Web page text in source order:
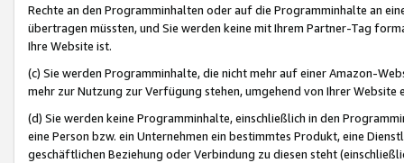
Rechte an den Programminhalten oder auf die Programminhalte an
übertragen müssten, und Sie werden keine mit Ihrem Partner-Tag
Ihre Website ist.
(c) Sie werden Programminhalte, die nicht mehr auf einer Amazon-
mehr zur Nutzung zur Verfügung stehen, umgehend von Ihrer
(d) Sie werden keine Programminhalte, einschließlich in den
eine Person bzw. ein Unternehmen ein bestimmtes Produkt, eine
geschäftlichen Beziehung oder Verbindung zu diesen steht